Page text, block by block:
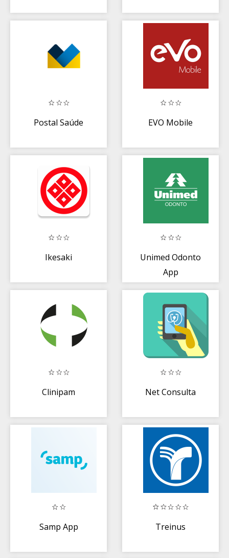
Postal Saúde EVO Mobile
Ikesaki
Unimed Odonto
App
Clinipam Net Consulta
Samp App Treinus